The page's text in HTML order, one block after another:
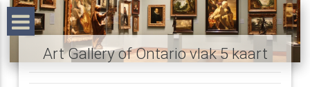
Art Gallery of Ontario vlak 5 kaart